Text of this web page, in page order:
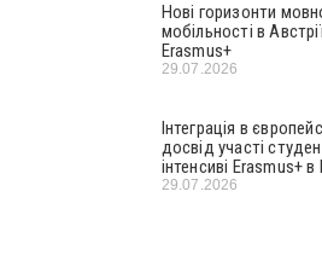
Нові горизонти
мобільності в
Erasmus+
29.07.2026
Інтеграція в
досвід участі
інтенсиві Erasmus+ в
29.07.2026